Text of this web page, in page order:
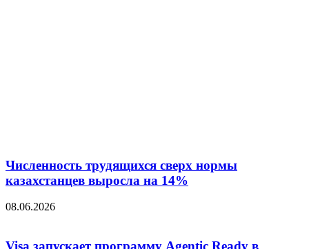
Численность трудящихся сверх нормы
казахстанцев выросла на 14%
08.06.2026
Visa запускает программу Agentic Ready в